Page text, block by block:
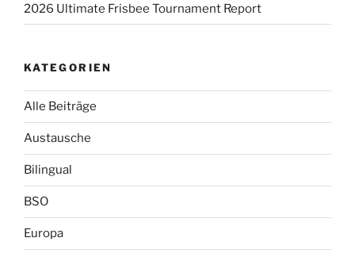
2026 Ultimate Frisbee Tournament Report
KATEGORIEN
Alle Beiträge
Austausche
Bilingual
BSO
Europa